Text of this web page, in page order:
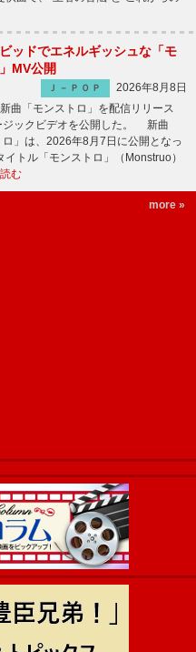
ッドでエネルギッシュな「モ
MV公開
Ｊ－ＰＯＰ
2026年8月8日
曲「モンストロ」を配信リリース
ジックビデオを公開した。 新曲
ロ」は、2026年8月7日に公開となっ
トル「モンストロ」（Monstruo）
む
more »